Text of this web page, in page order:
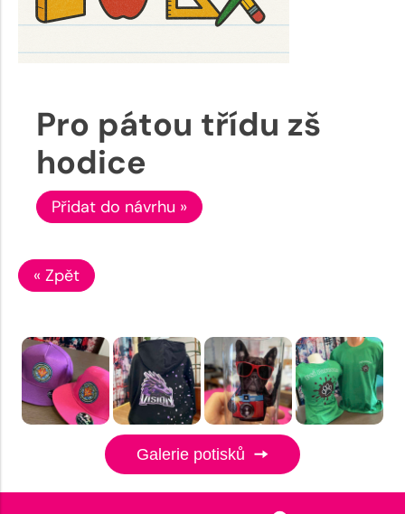
Pro pátou třídu zš
hodice
Přidat do návrhu »
« Zpět
Galerie potisků